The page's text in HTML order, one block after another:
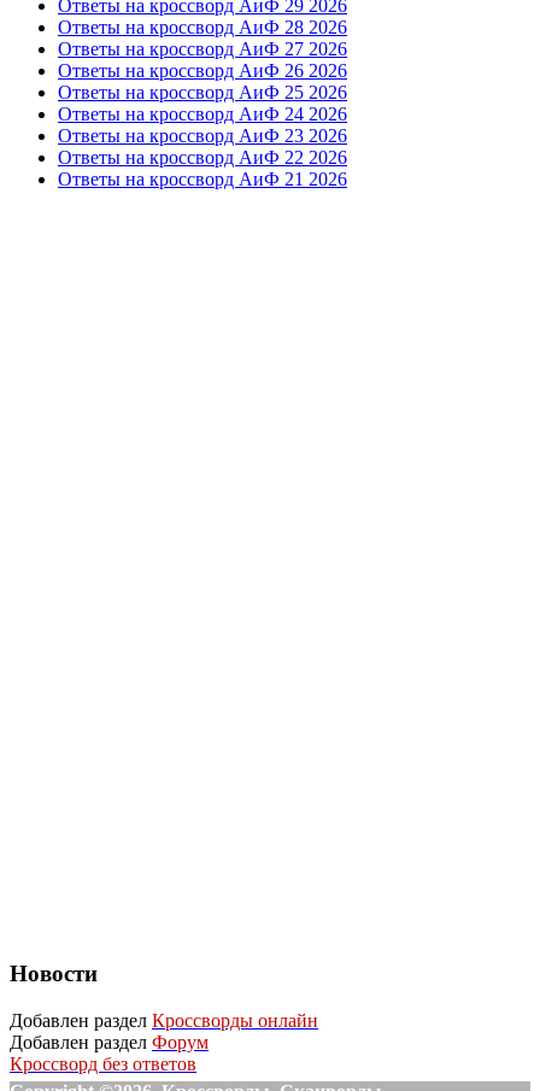
Ответы на кроссворд АиФ 29 2026
Ответы на кроссворд АиФ 28 2026
Ответы на кроссворд АиФ 27 2026
Ответы на кроссворд АиФ 26 2026
Ответы на кроссворд АиФ 25 2026
Ответы на кроссворд АиФ 24 2026
Ответы на кроссворд АиФ 23 2026
Ответы на кроссворд АиФ 22 2026
Ответы на кроссворд АиФ 21 2026
Новости
Добавлен раздел Кроссворды онлайн
Добавлен раздел Форум
Кроссворд без ответов